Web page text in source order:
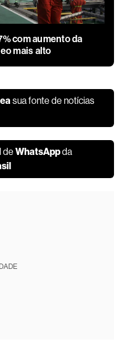
com aumento da
mais alto
sua fonte de notícias
deWhatsAppda